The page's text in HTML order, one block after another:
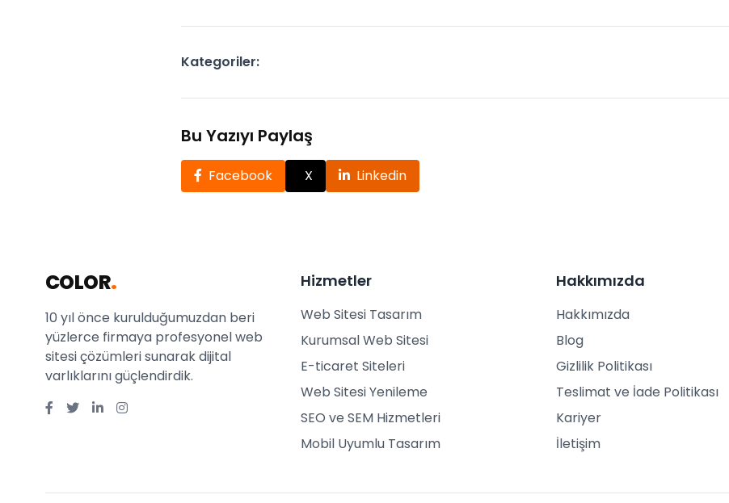
Kategoriler:
Bu Yazıyı Paylaş
Facebook X Linkedin
COLOR.
10 yıl önce kurulduğumuzdan beri
yüzlerce firmaya profesyonel web
sitesi çözümleri sunarak dijital
varlıklarını güçlendirdik.
Hizmetler
Web Sitesi Tasarım
Kurumsal Web Sitesi
E-ticaret Siteleri
Web Sitesi Yenileme
SEO ve SEM Hizmetleri
Mobil Uyumlu Tasarım
Hakkımızda
Hakkımızda
Blog
Gizlilik Politikası
Teslimat ve İade Politikası
Kariyer
İletişim